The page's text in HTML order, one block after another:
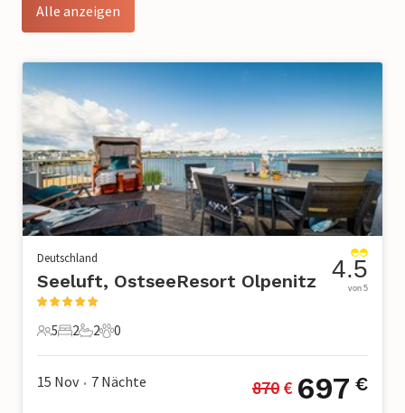
Alle anzeigen
Deutschland
Seeluft, OstseeResort Olpenitz
5 Gäste
5
2 Schlafzimmer
2
2 Badezimmer
2
0 Haustiere
0
4.5
von 5
15 Nov • 7 Nächte 870 € 697 €